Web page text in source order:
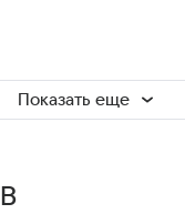
Показать еще